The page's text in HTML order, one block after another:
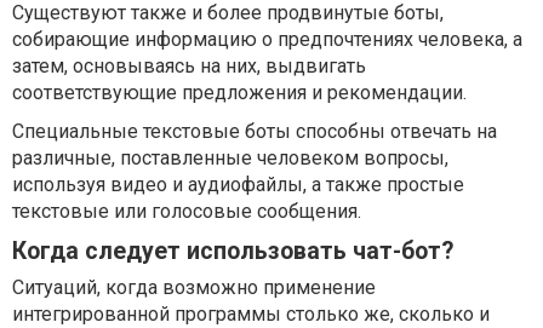
Существуют также и более продвинутые боты,
собирающие информацию о предпочтениях человека, а
затем, основываясь на них, выдвигать
соответствующие предложения и рекомендации.
Специальные текстовые боты способны отвечать на
различные, поставленные человеком вопросы,
используя видео и аудиофайлы, а также простые
текстовые или голосовые сообщения.
Когда следует использовать чат-бот?
Ситуаций, когда возможно применение
интегрированной программы столько же, сколько и